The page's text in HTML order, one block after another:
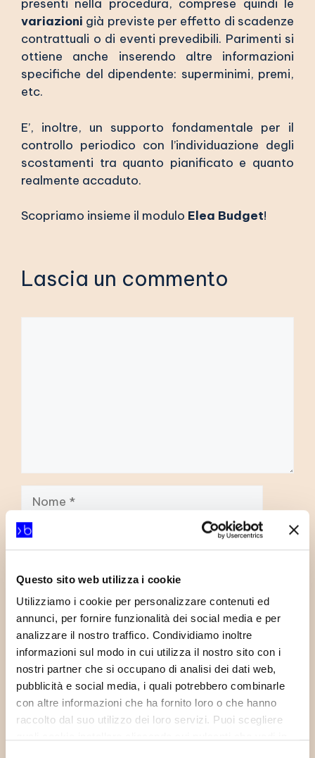
Questo sito web utilizza i cookie
Utilizziamo i cookie per personalizzare contenuti ed
annunci, per fornire funzionalità dei social media e per
analizzare il nostro traffico. Condividiamo inoltre
informazioni sul modo in cui utilizza il nostro sito con i
nostri partner che si occupano di analisi dei dati web,
pubblicità e social media, i quali potrebbero combinarle
con altre informazioni che ha fornito loro o che hanno
raccolto dal suo utilizzo dei loro servizi. Puoi scegliere
presenti nella procedura, comprese quindi le
variazioni già previste per effetto di scadenze
contrattuali o di eventi prevedibili. Parimenti si
ottiene anche inserendo altre informazioni
specifiche del dipendente: superminimi, premi,
etc.
E’, inoltre, un supporto fondamentale per il
controllo periodico con l’individuazione degli
scostamenti tra quanto pianificato e quanto
realmente accaduto.
Scopriamo insieme il modulo Elea Budget!
Lascia un commento
Email
Sito
Altre notizie